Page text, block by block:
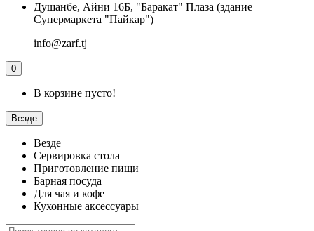
Душанбе, Айни 16Б, "Баракат" Плаза (здание
Супермаркета "Пайкар")
info@zarf.tj
0
В корзине пусто!
Везде
Везде
Сервировка стола
Приготовление пищи
Барная посуда
Для чая и кофе
Кухонные аксессуары